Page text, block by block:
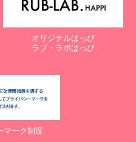
オリジナルはっぴ
ラブ・ラボはっぴ
マーク制度